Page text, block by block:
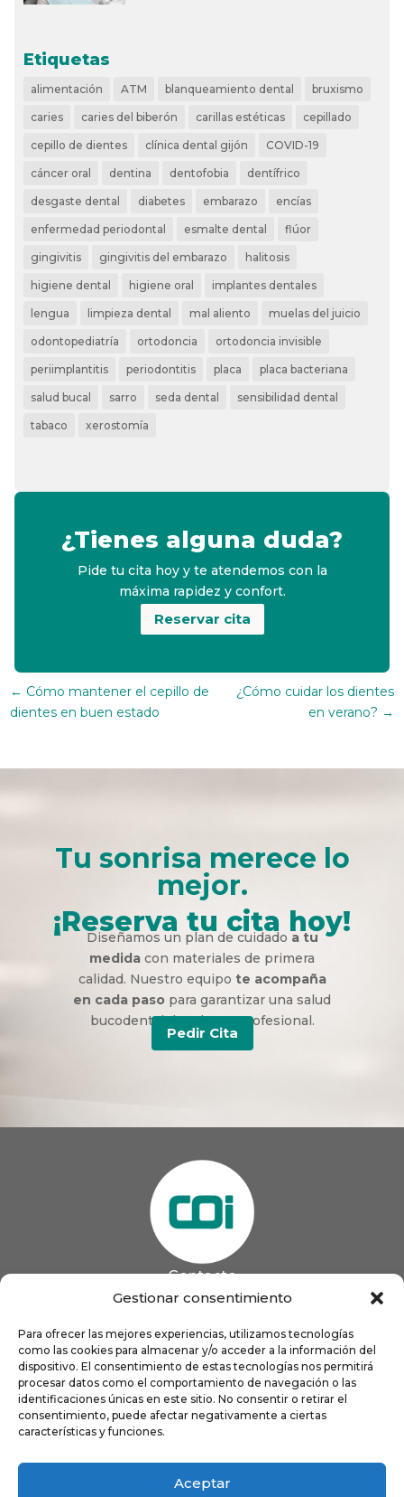
Gestionar consentimiento
Para ofrecer las mejores experiencias, utilizamos tecnologías
como las cookies para almacenar y/o acceder a la información del
dispositivo. El consentimiento de estas tecnologías nos permitirá
procesar datos como el comportamiento de navegación o las
identificaciones únicas en este sitio. No consentir o retirar el
consentimiento, puede afectar negativamente a ciertas
características y funciones.
Aceptar
Etiquetas
alimentación ATM blanqueamiento dental bruxismo
caries caries del biberón carillas estéticas cepillado
cepillo de dientes clínica dental gijón COVID-19
cáncer oral dentina dentofobia dentífrico
desgaste dental diabetes embarazo encías
enfermedad periodontal esmalte dental flúor
gingivitis gingivitis del embarazo halitosis
higiene dental higiene oral implantes dentales
lengua limpieza dental mal aliento muelas del juicio
odontopediatría ortodoncia ortodoncia invisible
periimplantitis periodontitis placa placa bacteriana
salud bucal sarro seda dental sensibilidad dental
tabaco xerostomía
¿Tienes alguna duda?
Pide tu cita hoy y te atendemos con la
máxima rapidez y confort.
Reservar cita
← Cómo mantener el cepillo de
dientes en buen estado
¿Cómo cuidar los dientes
en verano? →
Tu sonrisa merece lo
mejor.
¡Reserva tu cita hoy!
Diseñamos un plan de cuidado a tu
medida con materiales de primera
calidad. Nuestro equipo te acompaña
en cada paso para garantizar una salud
bucodental duradera y profesional.
Pedir Cita
Contacto
 coigijon@gmail.com
Horario
Lun
9:00 a 13:00 - 16:00 a 21:00
Mar
9:00 a 13:00 - 16:00 a 20:00
Mié
9:00 a 14:00 - 16:00 a 19:00
Jue
9:00 a 13:00 - 16:00 a 19:00